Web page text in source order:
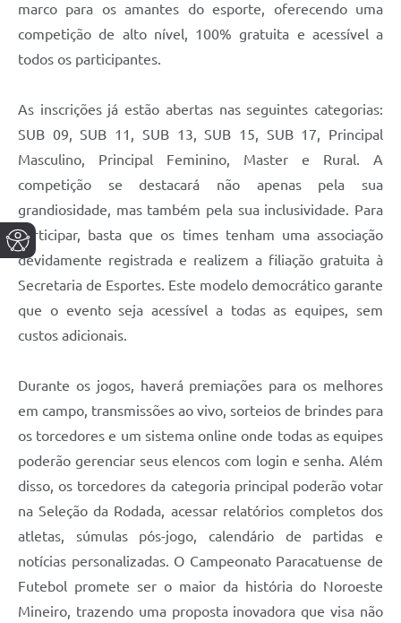
marco para os amantes do esporte, oferecendo uma
competição de alto nível, 100% gratuita e acessível a
todos os participantes.
As inscrições já estão abertas nas seguintes categorias:
SUB 09, SUB 11, SUB 13, SUB 15, SUB 17, Principal
Masculino, Principal Feminino, Master e Rural. A
competição se destacará não apenas pela sua
grandiosidade, mas também pela sua inclusividade. Para
participar, basta que os times tenham uma associação
devidamente registrada e realizem a filiação gratuita à
Secretaria de Esportes. Este modelo democrático garante
que o evento seja acessível a todas as equipes, sem
custos adicionais.
Durante os jogos, haverá premiações para os melhores
em campo, transmissões ao vivo, sorteios de brindes para
os torcedores e um sistema online onde todas as equipes
poderão gerenciar seus elencos com login e senha. Além
disso, os torcedores da categoria principal poderão votar
na Seleção da Rodada, acessar relatórios completos dos
atletas, súmulas pós-jogo, calendário de partidas e
notícias personalizadas. O Campeonato Paracatuense de
Futebol promete ser o maior da história do Noroeste
Mineiro, trazendo uma proposta inovadora que visa não